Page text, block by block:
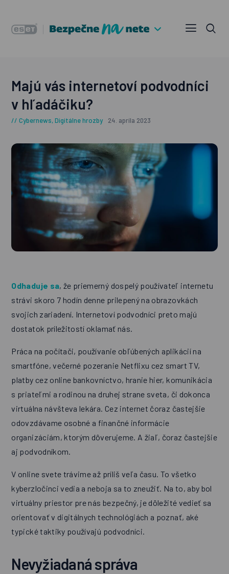
Majú vás internetoví podvodníci
v hľadáčiku?
Cybernews,Digitálne hrozby 24. apríla 2023
Odhaduje sa, že priemerný dospelý používateľ internetu
strávi skoro 7 hodín denne prilepený na obrazovkách
svojich zariadení. Internetoví podvodníci preto majú
dostatok príležitostí oklamať nás.
Práca na počítači, používanie obľúbených aplikácií na
smartfóne, večerné pozeranie Netflixu cez smart TV,
platby cez online bankovníctvo, hranie hier, komunikácia
s priateľmi a rodinou na druhej strane sveta, či dokonca
virtuálna návšteva lekára. Cez internet čoraz častejšie
odovzdávame osobné a finančné informácie
organizáciám, ktorým dôverujeme. A žiaľ, čoraz častejšie
aj podvodníkom.
V online svete trávime až príliš veľa času. To všetko
kyberzločinci vedia a neboja sa to zneužiť. Na to, aby bol
virtuálny priestor pre nás bezpečný, je dôležité vedieť sa
orientovať v digitálnych technológiách a poznať, aké
typické taktiky používajú podvodníci.
Nevyžiadaná správa